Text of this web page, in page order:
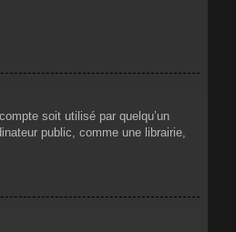
soit utilisé par quelqu’un
public, comme une librairie,